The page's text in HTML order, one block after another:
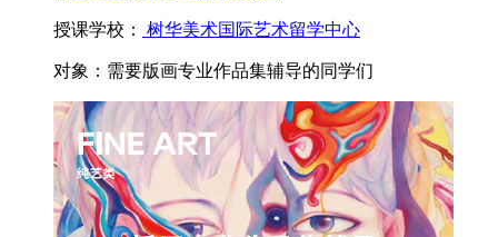
授课学校： 树华美术国际艺术留学中心
对象： 需要版画专业作品集辅导的同学们